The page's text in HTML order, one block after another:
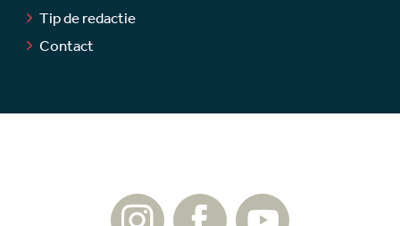
Tip de redactie
Contact